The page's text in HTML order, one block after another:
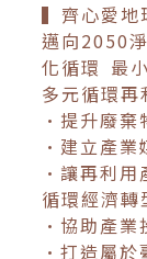
▍齊心愛地
邁向2050
化循環 最
多元循環再
•提升廢棄
•建立產業
•讓再利用
循環經濟轉
•協助產業
•打造屬於